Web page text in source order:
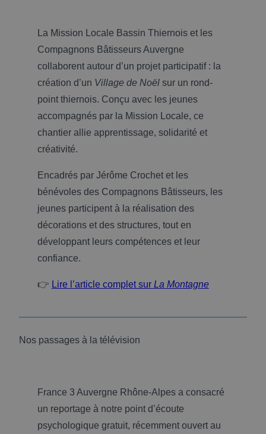
La Mission Locale Bassin Thiernois et les
Compagnons Bâtisseurs Auvergne
collaborent autour d’un projet participatif : la
création d’un Village de Noëlsur un rond-
point thiernois. Conçu avec les jeunes
accompagnés par la Mission Locale, ce
chantier allie apprentissage, solidarité et
créativité.
Encadrés par Jérôme Crochet et les
bénévoles des Compagnons Bâtisseurs, les
jeunes participent à la réalisation des
décorations et des structures, tout en
développant leurs compétences et leur
confiance.
👉 Lire l’article complet sur La Montagne
Nos passages à la télévision
France 3 Auvergne Rhône-Alpes a consacré
un reportage à notre point d’écoute
psychologique gratuit, récemment ouvert au